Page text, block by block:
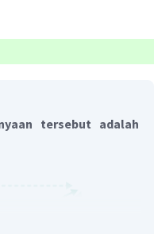
tersebut adalah